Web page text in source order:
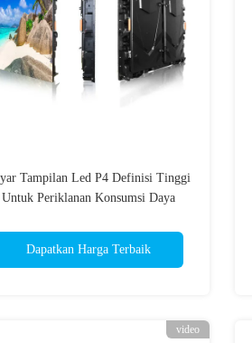
Tampilan Led P4 Definisi Tinggi
Untuk Periklanan Konsumsi Daya
Dapatkan Harga Terbaik
video